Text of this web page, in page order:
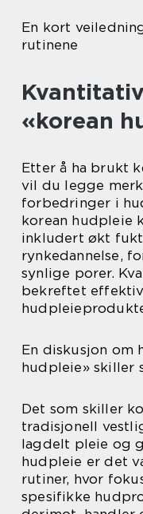
En kort
rutinene
«korean
Etter å ha brukt
vil du legge
forbedringer i
korean hudpleie
inkludert økt
rynkedannelse,
synlige porer.
bekreftet
En diskusjon om
hudpleie» skiller
Det som skiller
tradisjonell
lagdelt pleie og
hudpleie er det
rutiner, hvor
spesifikke